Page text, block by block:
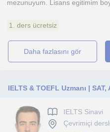
mezunuyum. Lisans egitimim
1. ders ücretsiz
daha fazlasını gör
IELTS Sinavi
Çevrimiçi